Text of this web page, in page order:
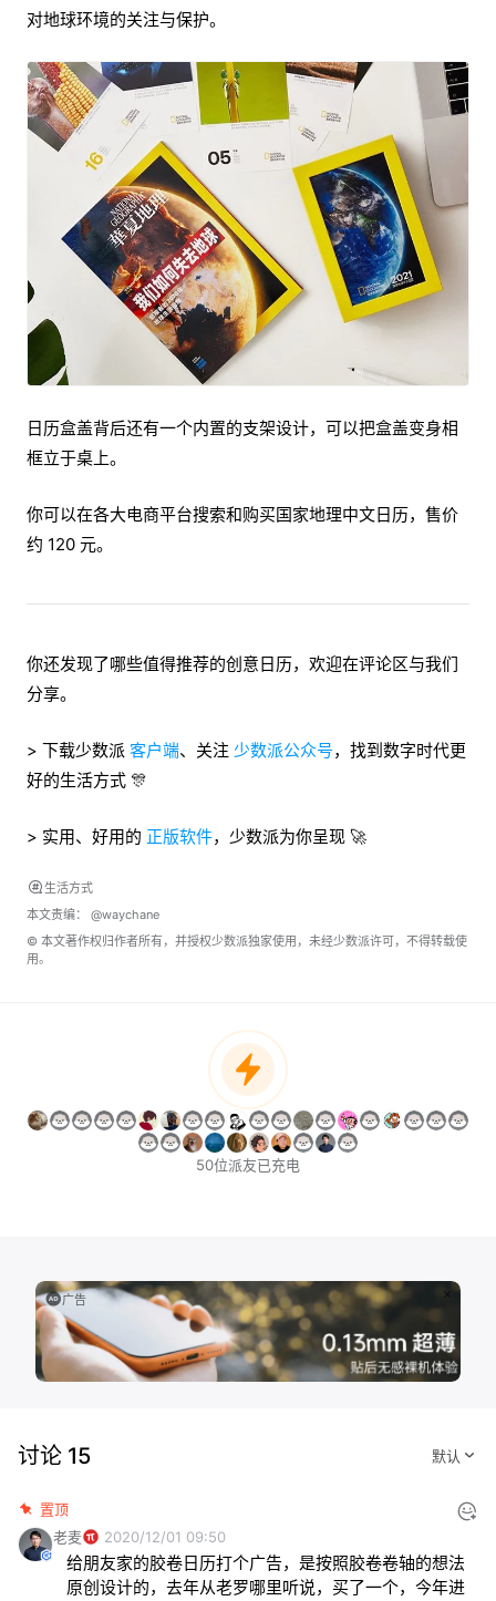
对地球环境的关注与保护。
日历盒盖背后还有一个内置的支架设计，可以把盒盖变身相
框立于桌上。
你可以在各大电商平台搜索和购买国家地理中文日历，售价
约 120 元。
你还发现了哪些值得推荐的创意日历，欢迎在评论区与我们
分享。
> 下载少数派 客户端、关注 少数派公众号，找到数字时代更
好的生活方式 🎊
> 实用、好用的 正版软件，少数派为你呈现 🚀
生活方式
本文责编： @waychane
© 本文著作权归作者所有，并授权少数派独家使用，未经少数派许可，不得转载使
用。
50位派友已充电
广告
讨论 15
置顶
老麦
2020/12/01 09:50
给朋友家的胶卷日历打个广告，是按照胶卷卷轴的想法
原创设计的，去年从老罗哪里听说，买了一个，今年进